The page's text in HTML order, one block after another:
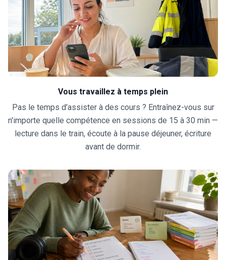
Vous travaillez à temps plein
Pas le temps d'assister à des cours ? Entraînez-vous sur
n'importe quelle compétence en sessions de 15 à 30 min —
lecture dans le train, écoute à la pause déjeuner, écriture
avant de dormir.